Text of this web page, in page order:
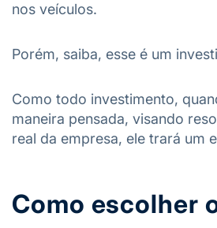
nos veículos.
Porém, saiba, esse é um
Como todo investimento,
maneira pensada, visando
real da empresa, ele trará um
Como escolher